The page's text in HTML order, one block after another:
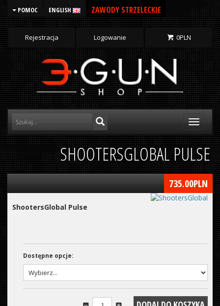
POMOC ENGLISH ZAWODY STRZELECKIE
Rejestracja Logowanie 0PLN
Toggle
SHOOTERSGLOBAL PULSE
735.00PLN
ShootersGlobal Pulse
Dostępne opcje: